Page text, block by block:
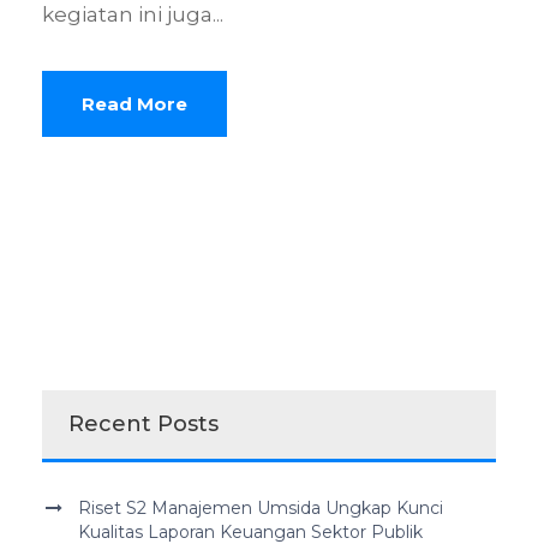
kegiatan ini juga...
Read More
Recent Posts
Riset S2 Manajemen Umsida Ungkap Kunci
Kualitas Laporan Keuangan Sektor Publik